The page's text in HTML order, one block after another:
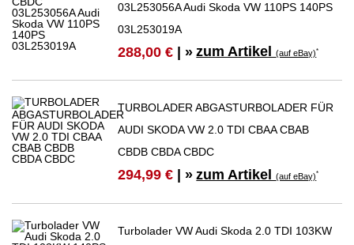
03L253056A Audi Skoda VW 110PS 140PS
03L253019A
288,00 € | » zum Artikel(auf eBay)*
TURBOLADER ABGASTURBOLADER FÜR
AUDI SKODA VW 2.0 TDI CBAA CBAB
CBDB CBDA CBDC
294,99 € | » zum Artikel(auf eBay)*
Turbolader VW Audi Skoda 2.0 TDI 103KW